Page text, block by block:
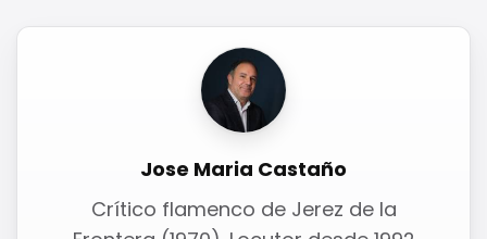
Jose Maria Castaño
Crítico flamenco de Jerez de la